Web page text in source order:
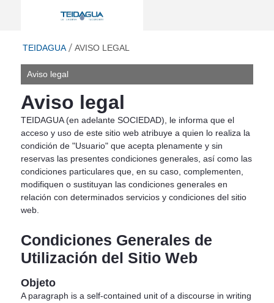
Aviso legal - Teidagua
TEIDAGUA AVISO LEGAL
Aviso legal
Aviso legal
TEIDAGUA (en adelante SOCIEDAD), le informa que el
acceso y uso de este sitio web atribuye a quien lo realiza la
condición de "Usuario" que acepta plenamente y sin
reservas las presentes condiciones generales, así como las
condiciones particulares que, en su caso, complementen,
modifiquen o sustituyan las condiciones generales en
relación con determinados servicios y condiciones del sitio
web.
Condiciones Generales de
Utilización del Sitio Web
Objeto
A paragraph is a self-contained unit of a discourse in writing